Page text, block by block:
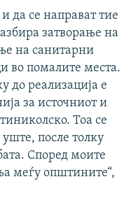
да се направат тие
затворање на
на санитарни
во помалите места.
до реализација е
за источниот и
Тоа се
после толку
Според моите
меѓу општините“,